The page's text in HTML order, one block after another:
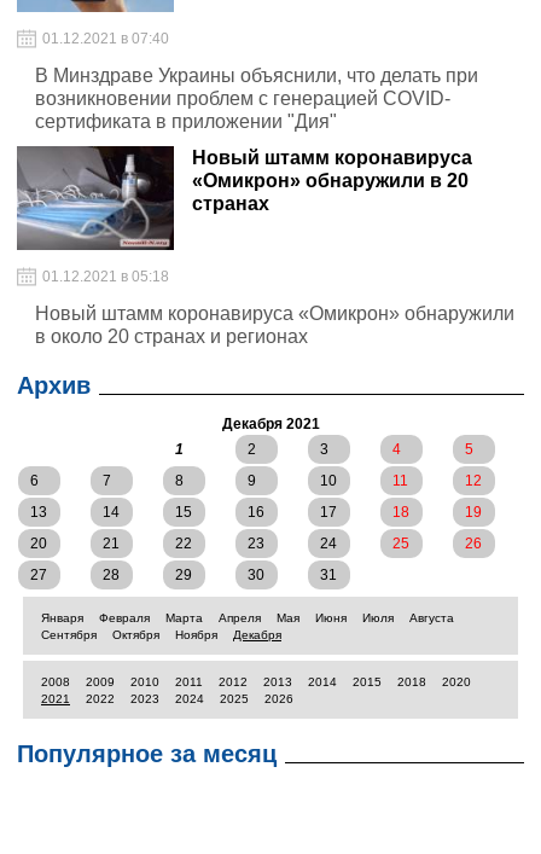
01.12.2021 в 07:40
В Минздраве Украины объяснили, что делать при
возникновении проблем с генерацией COVID-
сертификата в приложении "Дия"
Новый штамм коронавируса
«Омикрон» обнаружили в 20
странах
01.12.2021 в 05:18
Новый штамм коронавируса «Омикрон» обнаружили
в около 20 странах и регионах
Архив
Декабря 2021
1
2 3 4
5
6
7 8 9 10 11
12
13
14 15 16 17 18
19
20
21 22 23 24 25
26
27
28 29 30 31
Января Февраля Марта Апреля Мая Июня Июля
Августа
Сентября
Октября Ноября Декабря
2008 2009 2010 2011 2012 2013 2014 2015 2018
2020
2021
2022 2023 2024 2025 2026
Популярное за месяц